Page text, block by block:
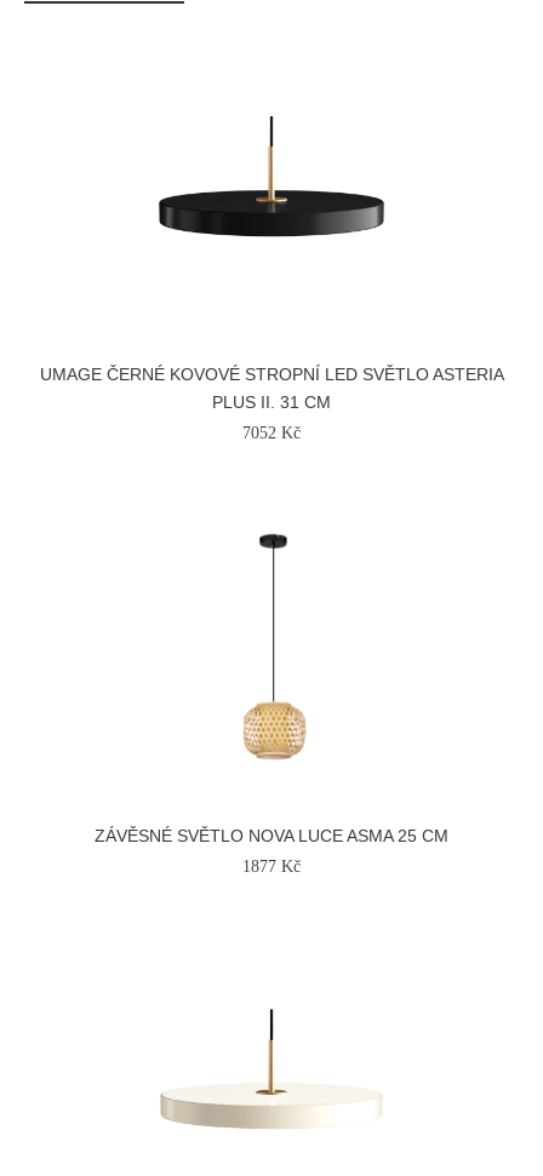
UMAGE ČERNÉ KOVOVÉ STROPNÍ LED SVĚTLO ASTERIA
PLUS II. 31 CM
7052 Kč
ZÁVĚSNÉ SVĚTLO NOVA LUCE ASMA 25 CM
1877 Kč